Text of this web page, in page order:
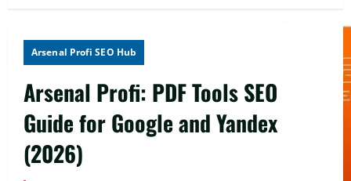
Arsenal Profi SEO Hub
Arsenal Profi: PDF Tools SEO
Guide for Google and Yandex
(2026)